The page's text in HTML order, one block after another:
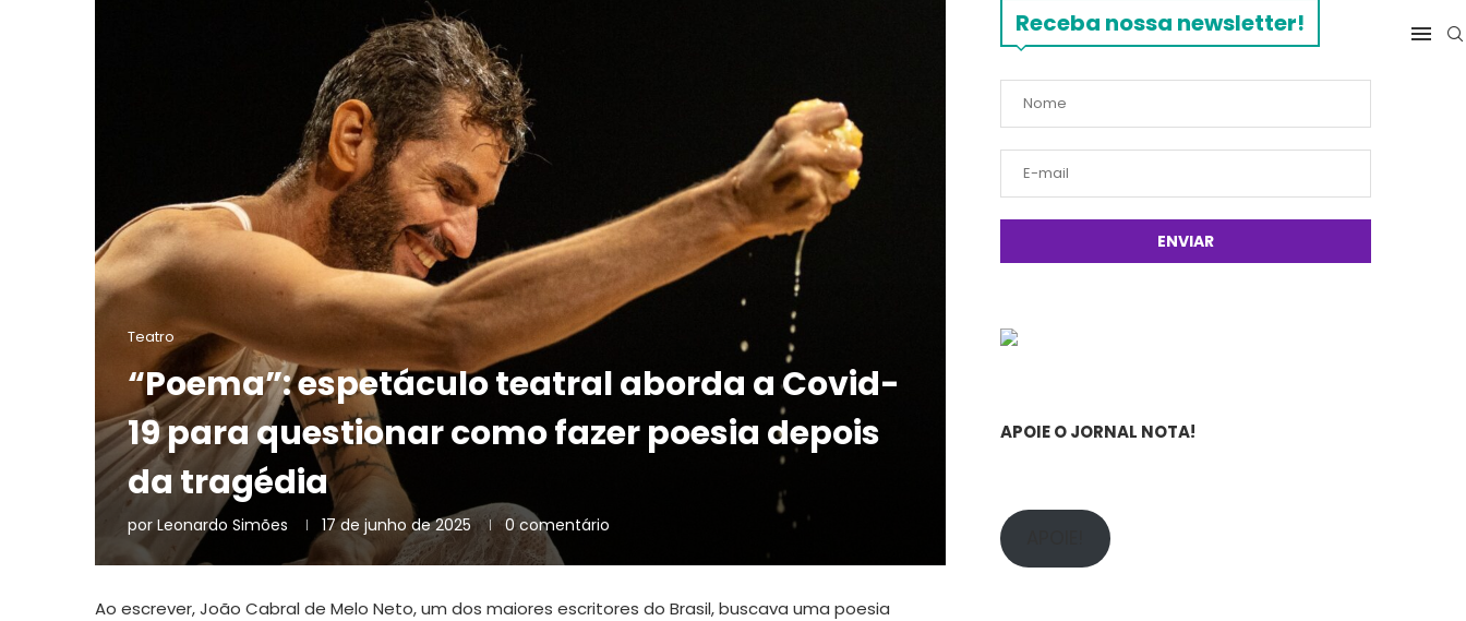
Teatro
“Poema”: espetáculo teatral aborda a Covid-
19 para questionar como fazer poesia depois
da tragédia
por Leonardo Simões 17 de junho de 2025 0 comentário
Ao escrever, João Cabral de Melo Neto, um dos maiores escritores do Brasil, buscava uma poesia
Receba nossa newsletter!
APOIE O JORNAL NOTA!